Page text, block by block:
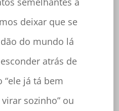
deixar que se
do mundo lá
atrás de
já tá bem
sozinho” ou